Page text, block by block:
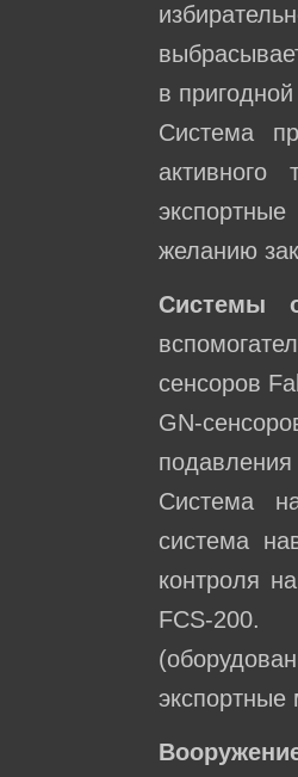
в
Система
желанию
Системы
сенсоров
GN-
Система
система
контроля
FCS-200.
экспортные